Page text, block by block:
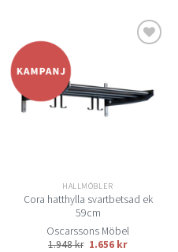
önskelistan
HALLMÖBLER
Cora hatthylla svartbetsad ek
59cm
Oscarssons Möbel
1.948kr 1.656 kr